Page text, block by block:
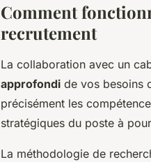
Comment
recrutement
La collaboration avec un
approfondi de vos besoins
précisément les
stratégiques du poste à
La méthodologie de